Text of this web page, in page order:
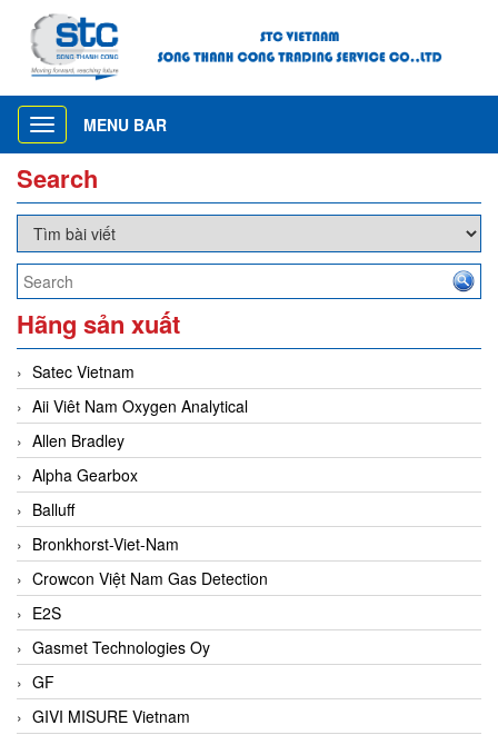
Toggle
navigation
MENU BAR
Search
Hãng sản xuất
Satec Vietnam
Aii Viêt Nam Oxygen Analytical
Allen Bradley
Alpha Gearbox
Balluff
Bronkhorst-Viet-Nam
Crowcon Việt Nam Gas Detection
E2S
Gasmet Technologies Oy
GF
GIVI MISURE Vietnam